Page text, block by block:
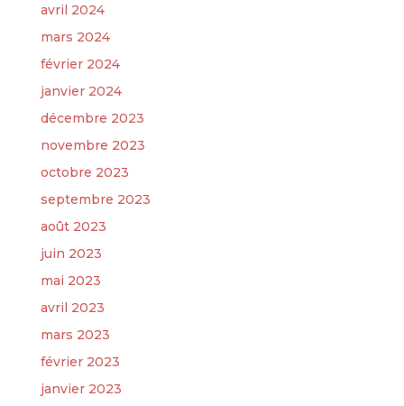
avril 2024
mars 2024
février 2024
janvier 2024
décembre 2023
novembre 2023
octobre 2023
septembre 2023
août 2023
juin 2023
mai 2023
avril 2023
mars 2023
février 2023
janvier 2023